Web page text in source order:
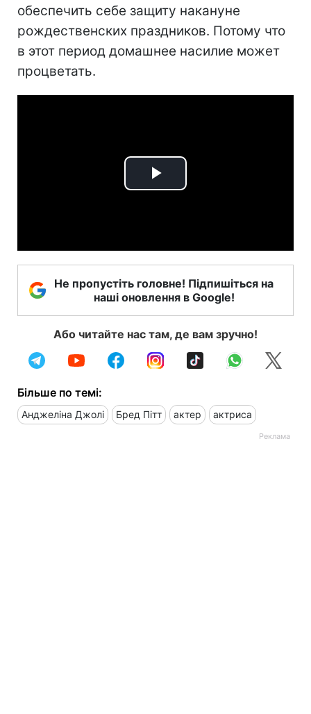
обеспечить себе защиту накануне
рождественских праздников. Потому что
в этот период домашнее насилие может
процветать.
Play
Не пропустіть головне! Підпишіться на
наші оновлення в Google!
Або читайте нас там, де вам зручно!
Більше по темі:
Анджеліна Джолі Бред Пітт актер актриса